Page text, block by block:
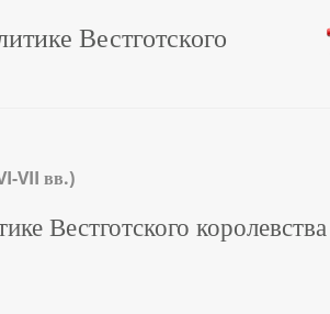
Вестготского
VII вв.)
Вестготского